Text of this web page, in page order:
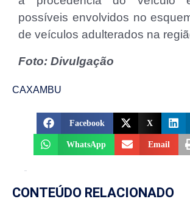
possíveis envolvidos no
de veículos adulterados na
Foto: Divulgação
CAXAMBU
Facebook X
WhatsApp Email
CONTEÚDO RELACIONADO